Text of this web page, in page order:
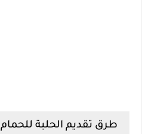
طرق تقديم الحلبة للحمام